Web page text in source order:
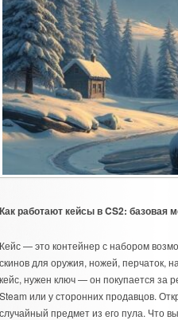
работают кейсы в CS2: базовая
— это контейнер с набором
для оружия, ножей, перчаток,
нужен ключ — он покупается за
или у сторонних продавцов.
предмет из его пула. Что